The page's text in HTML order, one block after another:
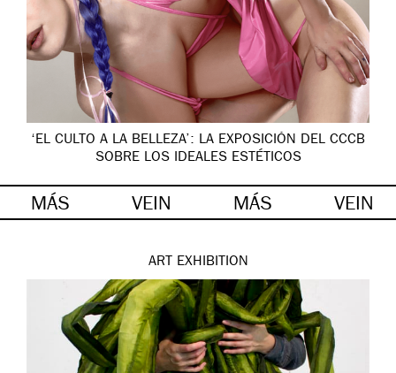
‘EL CULTO A LA BELLEZA’: LA EXPOSICIÓN DEL CCCB
SOBRE LOS IDEALES ESTÉTICOS
MÁS VEIN MÁS VEIN
ART EXHIBITION